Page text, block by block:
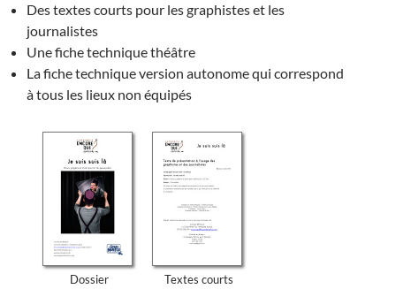
Des textes courts pour les graphistes et les
journalistes
Une fiche technique théâtre
La fiche technique version autonome qui correspond
à tous les lieux non équipés
Dossier Textes courts